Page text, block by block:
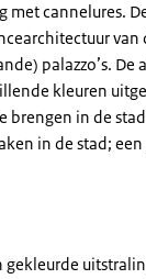
met cannelures.
van
palazzo’s. De
kleuren
brengen in de
in de stad;
gekleurde